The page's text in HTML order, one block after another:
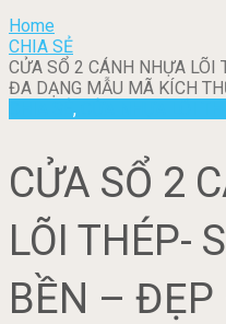
Home
CHIA SẺ
CỬA SỔ 2 CÁNH NHỰA
ĐA DẠNG MẪU MÃ KÍCH
,
CỬA SỔ 2
LÕI THÉP-
BỀN –